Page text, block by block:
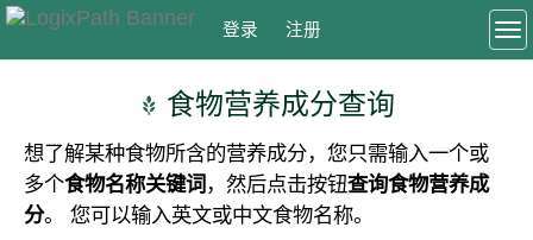
登录 注册
食物营养成分查询
想了解某种食物所含的营养成分，您只需输入一个或
多个食物名称关键词 ，然后点击按钮查询食物营养成
分。 您可以输入英文或中文食物名称。